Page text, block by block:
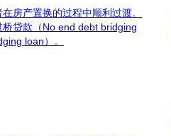
房产置换的过程中顺利过渡。
贷款（No end debt bridging
loan）。